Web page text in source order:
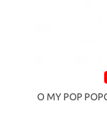
O MY POP